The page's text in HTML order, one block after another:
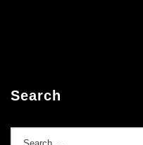
Search